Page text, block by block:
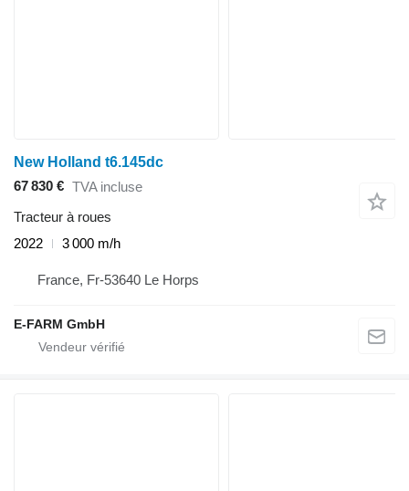
New Holland t6.145dc
67 830 € TVA incluse
Tracteur à roues
2022
3 000 m/h
France, Fr-53640 Le Horps
E-FARM GmbH